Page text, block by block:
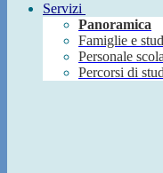
Servizi
Panoramica
Famiglie e
Personale
Percorsi di